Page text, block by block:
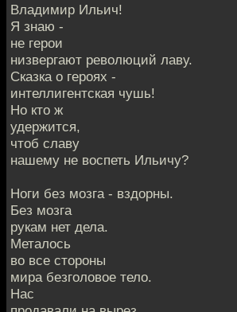
Владимир Ильич!
Я знаю -
не герои
низвергают революций лаву.
Сказка о героях -
интеллигентская чушь!
Но кто ж
удержится,
чтоб славу
нашему не воспеть Ильичу?
Ноги без мозга - вздорны.
Без мозга
рукам нет дела.
Металось
во все стороны
мира безголовое тело.
Нас